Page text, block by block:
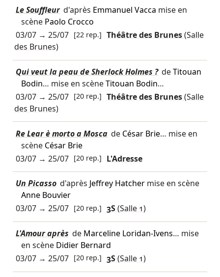
Le Souffleur d'après Emmanuel Vacca mise en
scène Paolo Crocco
03/07→ 25/07 [22 rep.] Théâtre des Brunes(Salle
des Brunes)
Qui veut la peau de Sherlock Holmes ? deTitouan
Bodin… mise en scèneTitouan Bodin…
03/07→ 25/07 [20 rep.] Théâtre des Brunes(Salle
des Brunes)
Re Lear è morto a Mosca de César Brie… mise en
scène César Brie
03/07→ 25/07 [20 rep.] L'Adresse
Un Picasso d'après Jeffrey Hatchermise en scène
Anne Bouvier
03/07→ 25/07 [20 rep.] 3S(Salle 1)
L'Amour après de Marceline Loridan-Ivens… mise
en scène Didier Bernard
03/07→ 25/07 [20 rep.] 3S(Salle 1)